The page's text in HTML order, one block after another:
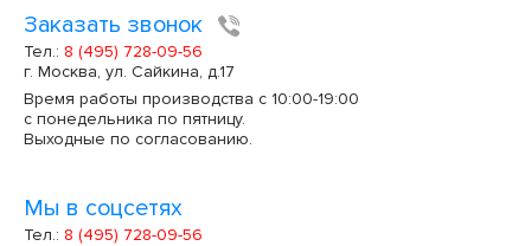
Заказать звонок
Тел.: 8 (495) 728-09-56
г. Москва, ул. Сайкина, д.17
Время работы производства с 10:00-19:00
с понедельника по пятницу.
Выходные по согласованию.
Мы в соцсетях
Тел.: 8 (495) 728-09-56